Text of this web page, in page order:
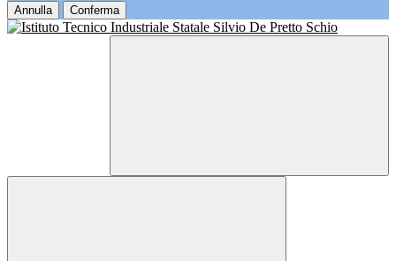
Annulla Conferma